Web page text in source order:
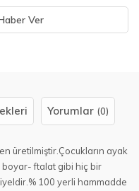
Ver
Yorumlar (0)
üretilmiştir.Çocukların ayak
boyar- ftalat gibi hiç bir
100 yerli hammadde